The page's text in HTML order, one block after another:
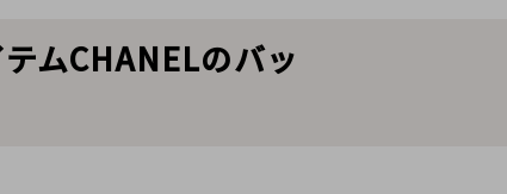
ムCHANELのバッ